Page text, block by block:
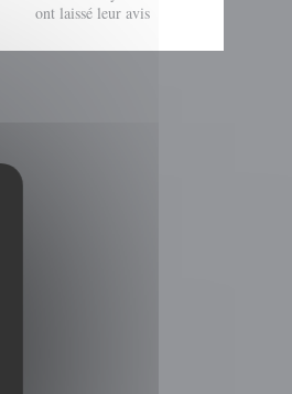
ont laissé leur avis